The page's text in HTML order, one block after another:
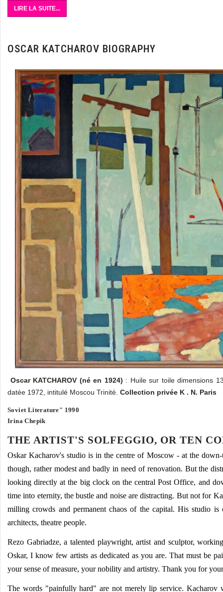
LIRE LA SUITE...
OSCAR KATCHAROV BIOGRAPHY
Oscar KATCHAROV (né en 1924) : Huile sur toile dimensions
datée 1972, intitulé Moscou Trinité. Collection privée K . N. Paris
Soviet Literature" 1990
Irina Chepik
THE ARTIST'S SOLFEGGIO, OR TEN
Oskar Kacharov's studio is in the centre of Moscow - at the
though, rather modest and badly in need of renovation. But the
looking directly at the big clock on the central Post Office, and
time into eternity, the bustle and noise are distracting. But not for
milling crowds and permanent chaos of the capital. His studio
architects, theatre people.
Rezo Gabriadze, a talented playwright, artist and sculptor,
Oskar, I know few artists as dedicated as you are. That must be
your sense of measure, your nobility and artistry. Thank you for
The words "painfully hard" are not merely lip service.